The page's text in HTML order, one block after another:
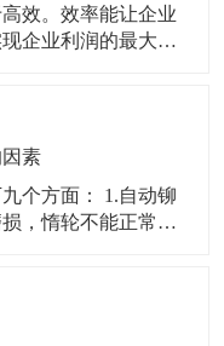
效。效率能让企业
企业利润的最大
可能保证产品的一
自动穿接自动铆接
素
： 1.自动铆
，惰轮不能正常工
一定的磨损。 2.
灰上